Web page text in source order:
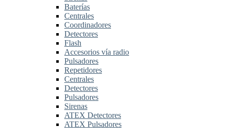
Baterías
Centrales
Coordinadores
Detectores
Flash
Accesorios vía radio
Pulsadores
Repetidores
Centrales
Detectores
Pulsadores
Sirenas
ATEX Detectores
ATEX Pulsadores